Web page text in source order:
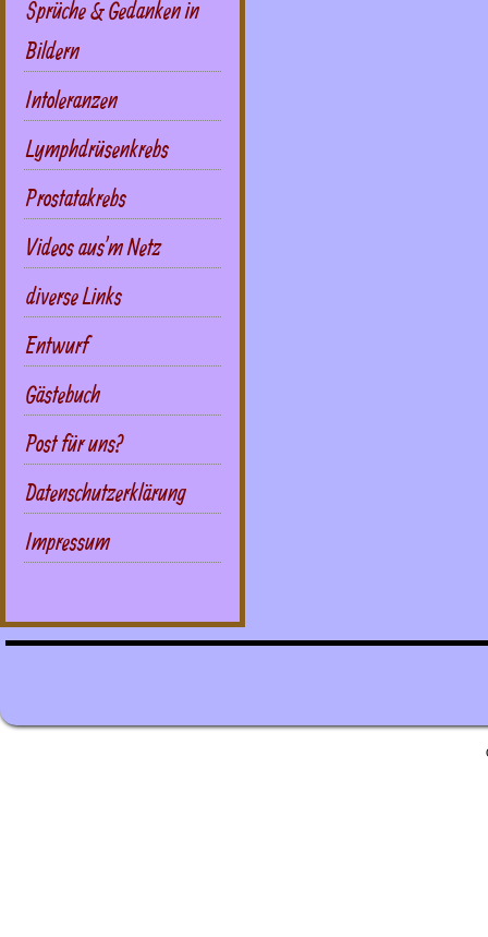
Sprüche & Gedanken in
Bildern
Intoleranzen
Lymphdrüsenkrebs
Prostatakrebs
Videos aus'm Netz
diverse Links
Entwurf
Gästebuch
Post für uns?
Datenschutzerklärung
Impressum